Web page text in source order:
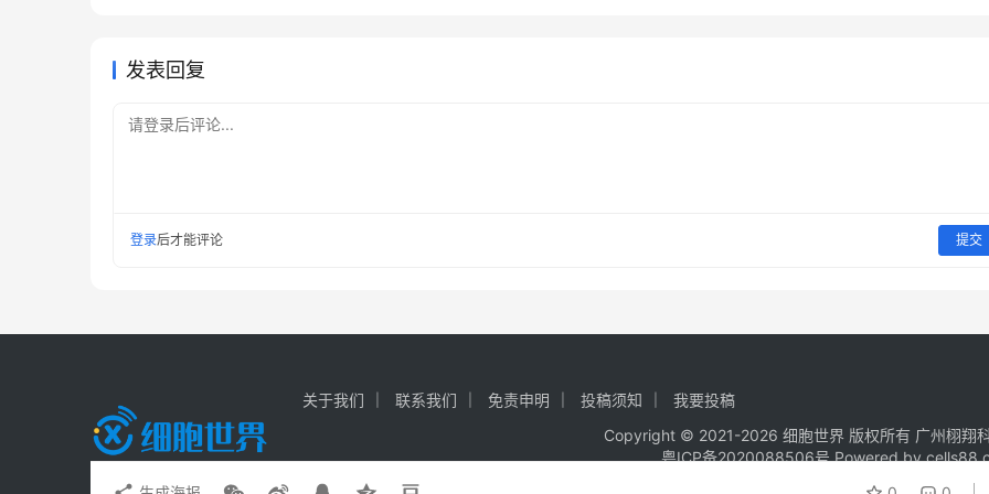
发表回复
请登录后评论...
登录后才能评论 提交
关于我们 联系我们 免责申明 投稿须知
我要投稿
Copyright © 2021-2026 细胞世界 版权所有 广州栩翔
粤ICP备2020088506号Powered by